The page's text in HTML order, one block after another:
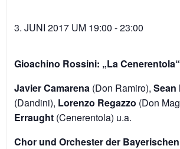
3. JUNI 2017 UM 19:00 -23:00
Gioachino Rossini: „La Cenerentola“
Javier Camarena (Don Ramiro), Sean
(Dandini), Lorenzo Regazzo (Don
Erraught(Cenerentola) u.a.
Chor und Orchester der